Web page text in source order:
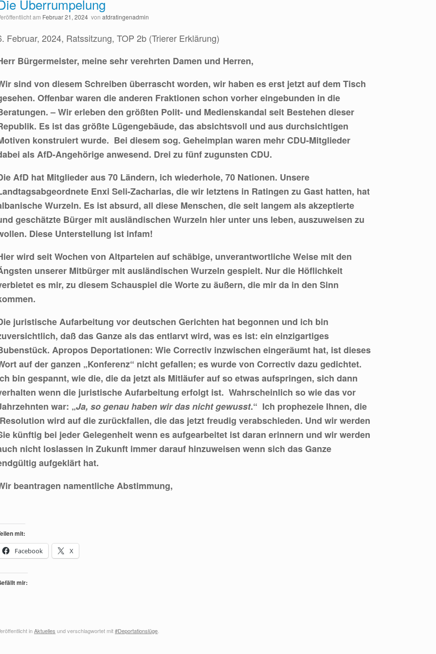
Überrumpelung
Veröffentlicht am Februar 21, 2024 vonafdratingenadmin
Februar, 2024, Ratssitzung, TOP 2b (Trierer Erklärung)
Bürgermeister, meine sehr verehrten Damen und Herren,
sind von diesem Schreiben überrascht worden, wir haben es erst jetzt auf dem Tisch
Offenbar waren die anderen Fraktionen schon vorher eingebunden in die
– Wir erleben den größten Polit- und Medienskandal seit Bestehen dieser
Es ist das größte Lügengebäude, das absichtsvoll und aus durchsichtigen
konstruiert wurde. Bei diesem sog. Geheimplan waren mehr CDU-Mitglieder
als AfD-Angehörige anwesend. Drei zu fünf zugunsten CDU.
AfD hat Mitglieder aus 70 Ländern, ich wiederhole, 70 Nationen. Unsere
Enxi Seli-Zacharias, die wir letztens in Ratingen zu Gast hatten, hat
Wurzeln. Es ist absurd, all diese Menschen, die seit langem als akzeptierte
geschätzte Bürger mit ausländischen Wurzeln hier unter uns leben, auszuweisen zu
Diese Unterstellung ist infam!
wird seit Wochen von Altparteien auf schäbige, unverantwortliche Weise mit den
unserer Mitbürger mit ausländischen Wurzeln gespielt. Nur die Höflichkeit
es mir, zu diesem Schauspiel die Worte zu äußern, die mir da in den Sinn
juristische Aufarbeitung vor deutschen Gerichten hat begonnen und ich bin
daß das Ganze als das entlarvt wird, was es ist: ein einzigartiges
Apropos Deportationen: Wie Correctiv inzwischen eingeräumt hat, ist dieses
auf der ganzen „Konferenz“ nicht gefallen; es wurde von Correctiv dazu gedichtet.
bin gespannt, wie die, die da jetzt als Mitläufer auf so etwas aufspringen, sich dann
wenn die juristische Aufarbeitung erfolgt ist. Wahrscheinlich so wie das vor
war: „Ja, so genau haben wir das nicht gewusst.“ Ich prophezeie Ihnen, die
Resolution wird auf die zurückfallen, die das jetzt freudig verabschieden. Und wir werden
künftig bei jeder Gelegenheit wenn es aufgearbeitet ist daran erinnern und wir werden
nicht loslassen in Zukunft immer darauf hinzuweisen wenn sich das Ganze
aufgeklärt hat.
beantragen namentliche Abstimmung,
mit:
Facebook
X
mir:
inAktuelles und verschlagwortet mit#Deportationslüge